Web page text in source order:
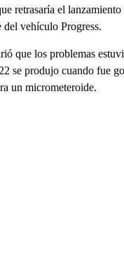
retrasaría el
del vehículo Progress.
que los problemas
se produjo cuando fue
un micrometeroide.